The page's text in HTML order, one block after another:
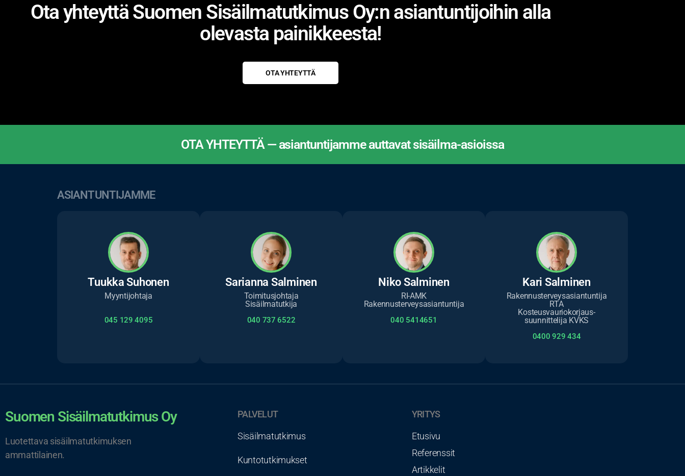
Ota yhteyttä Suomen Sisäilmatutkimus Oy:n asiantuntijoihin alla
olevasta painikkeesta!
OTA YHTEYTTÄ
OTA YHTEYTTÄ — asiantuntijamme auttavat sisäilma-asioissa
ASIANTUNTIJAMME
Tuukka Suhonen
Myyntijohtaja
045 129 4095
Sarianna Salminen
Toimitusjohtaja
Sisäilmatutkija
040 737 6522
Niko Salminen
RI-AMK
Rakennusterveysasiantuntija
040 5414651
Kari Salminen
Rakennusterveysasiantuntija
RTA
Kosteusvauriokorjaus-
suunnittelija KVKS
0400 929 434
Suomen Sisäilmatutkimus Oy
Luotettava sisäilmatutkimuksen
ammattilainen.
PALVELUT
Sisäilmatutkimus
Kuntotutkimukset
YRITYS
Etusivu
Referenssit
Artikkelit